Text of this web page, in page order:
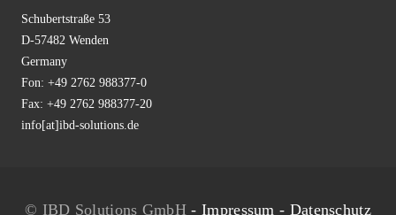
Schubertstraße 53
D-57482 Wenden
Germany
Fon: +49 2762 988377-0
Fax: +49 2762 988377-20
info[at]ibd-solutions.de
© IBD Solutions GmbH- Impressum - Datenschutz